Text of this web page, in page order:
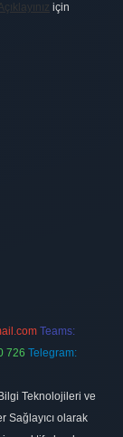
için
Teams:
726 Telegram:
Teknolojileri ve
Sağlayıcı olarak